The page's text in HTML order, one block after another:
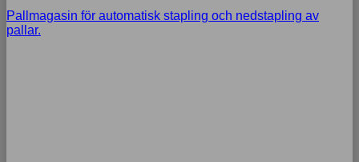
Pallmagasin för automatisk stapling och nedstapling av
pallar.